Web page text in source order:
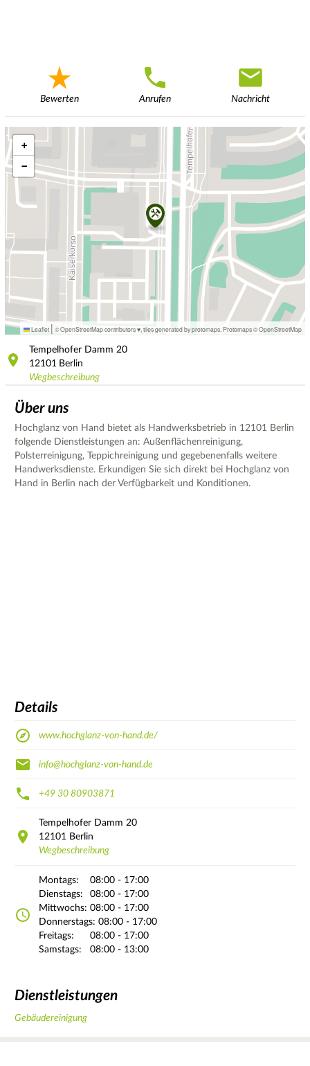
Bewerten Anrufen Nachricht
+
−
Leaflet | © OpenStreetMap contributors ♥, tiles generated by protomaps Protomaps©OpenStreetMap
Tempelhofer Damm 20
12101
Berlin
Wegbeschreibung
Über uns
Hochglanz von Hand bietet als Handwerksbetrieb in 12101 Berlin
folgende Dienstleistungen an: Außenflächenreinigung,
Polsterreinigung, Teppichreinigung und gegebenenfalls weitere
Handwerksdienste. Erkundigen Sie sich direkt bei Hochglanz von
Hand in Berlin nach der Verfügbarkeit und Konditionen.
Details
www.hochglanz-von-hand.de/
info@hochglanz-von-hand.de
+49 30 80903871
Tempelhofer Damm 20
12101
Berlin
Wegbeschreibung
Montags:
08:00 - 17:00
Dienstags:
08:00 - 17:00
Mittwochs: 08:00 - 17:00
Donnerstags: 08:00 - 17:00
Freitags:
08:00 - 17:00
Samstags:
08:00 - 13:00
Dienstleistungen
Gebäudereinigung